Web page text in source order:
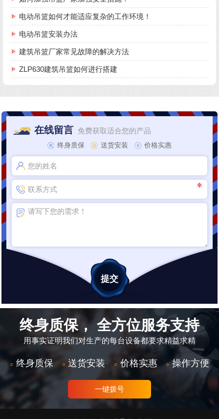
电动吊篮如何才能适应复杂的工作环境！
电动吊篮安装办法
建筑吊篮厂家常见故障的解决方法
ZLP630建筑吊篮如何进行搭建
在线留言 免费获取适合您的产品
终身质保 送货安装 价格实惠
终身质保， 全方位服务支持
用事实证明我们对生产的每台设备都要求精益求精
○ 终身质保 ○ 送货安装 ○ 价格实惠 ○ 操作方便
一键拨号